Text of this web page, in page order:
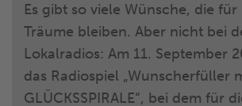
Es gibt so viele Wünsche, die für
Träume bleiben. Aber nicht bei
Lokalradios: Am 11. September
das Radiospiel „Wunscherfüller
GLÜCKSSPIRALE“, bei dem für